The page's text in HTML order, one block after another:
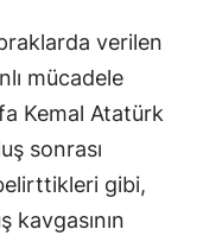
verilen
mücadele
Kemal Atatürk
sonrası
gibi,